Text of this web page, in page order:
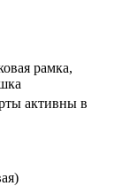
рамка,
активны в